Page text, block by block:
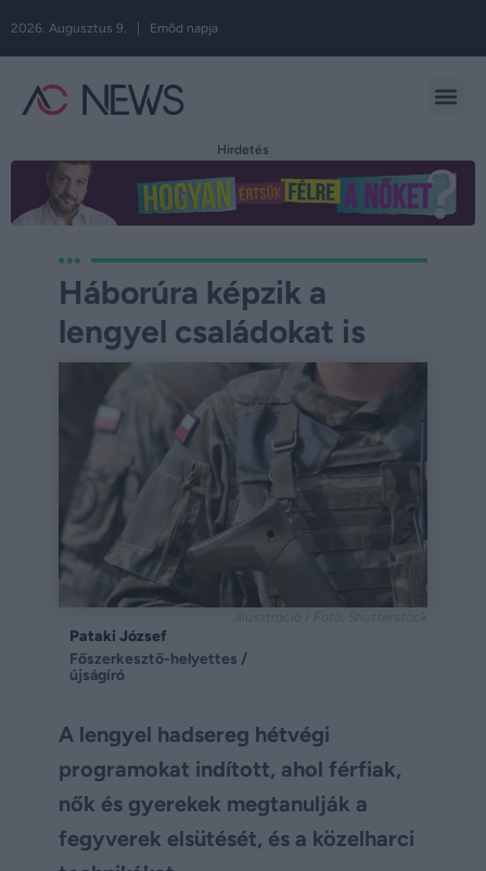
2026. Augusztus 9. | Emőd napja
Hirdetés
Háborúra képzik a
lengyel családokat is
Pataki József
Főszerkesztő-helyettes /
újságíró
A lengyel hadsereg hétvégi
programokat indított, ahol férfiak,
nők és gyerekek megtanulják a
fegyverek elsütését, és a közelharci